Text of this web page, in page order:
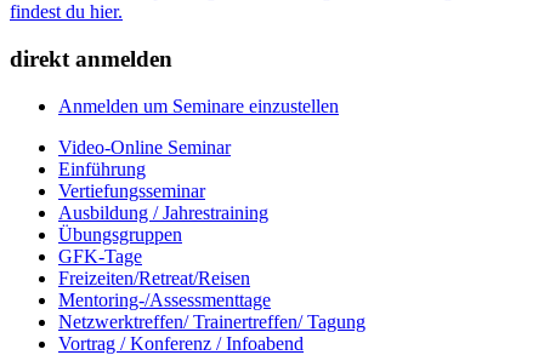
findest du hier.
direkt anmelden
Anmelden um Seminare einzustellen
Video-Online Seminar
Einführung
Vertiefungsseminar
Ausbildung / Jahrestraining
Übungsgruppen
GFK-Tage
Freizeiten/Retreat/Reisen
Mentoring-/Assessmenttage
Netzwerktreffen/ Trainertreffen/ Tagung
Vortrag / Konferenz / Infoabend